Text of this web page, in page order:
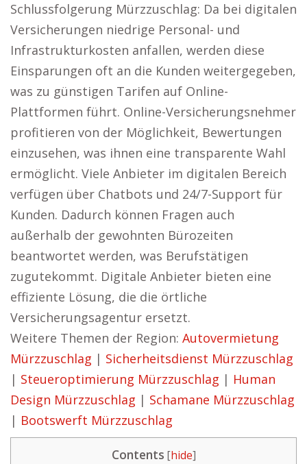
Schlussfolgerung Mürzzuschlag: Da bei digitalen
Versicherungen niedrige Personal- und
Infrastrukturkosten anfallen, werden diese
Einsparungen oft an die Kunden weitergegeben,
was zu günstigen Tarifen auf Online-
Plattformen führt. Online-Versicherungsnehmer
profitieren von der Möglichkeit, Bewertungen
einzusehen, was ihnen eine transparente Wahl
ermöglicht. Viele Anbieter im digitalen Bereich
verfügen über Chatbots und 24/7-Support für
Kunden. Dadurch können Fragen auch
außerhalb der gewohnten Bürozeiten
beantwortet werden, was Berufstätigen
zugutekommt. Digitale Anbieter bieten eine
effiziente Lösung, die die örtliche
Versicherungsagentur ersetzt.
Weitere Themen der Region: Autovermietung
Mürzzuschlag | Sicherheitsdienst Mürzzuschlag
| Steueroptimierung Mürzzuschlag | Human
Design Mürzzuschlag | Schamane Mürzzuschlag
| Bootswerft Mürzzuschlag
Contents [hide]